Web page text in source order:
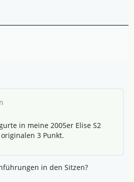
in meine 2005er Elise S2
3 Punkt.
in den Sitzen?